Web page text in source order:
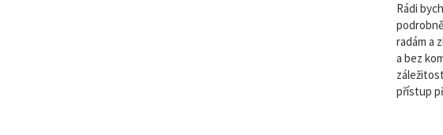
Rádi
radám a
a bez
přístup